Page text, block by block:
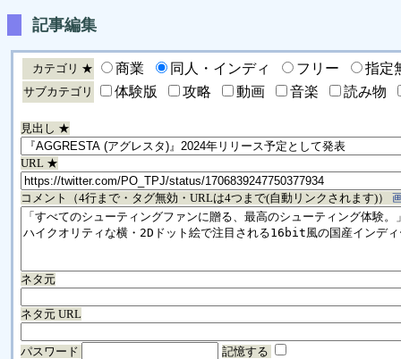
記事編集
カテゴリ ★ 商業 同人・インディ フリー 指定
サブカテゴリ 体験版 攻略 動画 音楽 読み物
見出し ★
URL ★
コメント（4行まで・タグ無効・URLは4つまで(自動リンクされます)）
ネタ元
ネタ元 URL
パスワード 記憶する